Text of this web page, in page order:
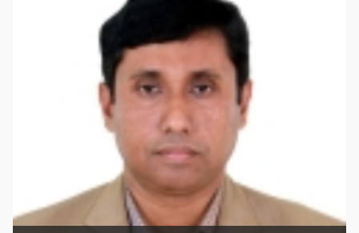
Kazi Mohammad Mahbubur
Rahma্‌n , professor, Department
of political science
Education Enthusiast Representative